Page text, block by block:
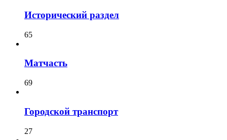
Исторический раздел
65
Матчасть
69
Городской транспорт
27